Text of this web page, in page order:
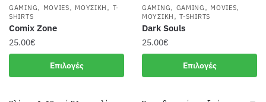
προϊόντος
GAMING, MOVIES, ΜΟΥΣΙΚΉ , T-
SHIRTS
Comix Zone
25.00€
Επιλογές
το
GAMING, GAMING , MOVIES,
ΜΟΥΣΙΚΉ ,T-SHIRTS
Dark Souls
25.00€
Επιλογές
το